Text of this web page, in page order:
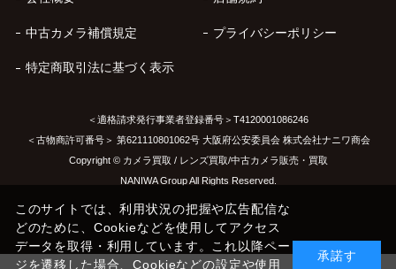
中古カメラ補償規定 プライバシーポリシー
特定商取引法に基づく表示
＜適格請求発行事業者登録番号＞T4120001086246
＜古物商許可番号＞ 第621110801062号 大阪府公安委員会 株式会社ナニワ商会
Copyright © カメラ買取 / レンズ買取/中古カメラ販売・買取
NANIWA Group All Rights Reserved.
このサイトでは、利用状況の把握や広告配信な
どのために、Cookieなどを使用してアクセス
データを取得・利用しています。これ以降ペー
ジを遷移した場合、Cookieなどの設定や使用
承諾す